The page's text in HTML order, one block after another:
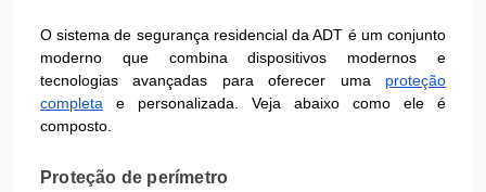
O sistema de segurança residencial da ADT é um conjunto
moderno que combina dispositivos modernos e
tecnologias avançadas para oferecer uma proteção
completa e personalizada. Veja abaixo como ele é
composto.
Proteção de perímetro